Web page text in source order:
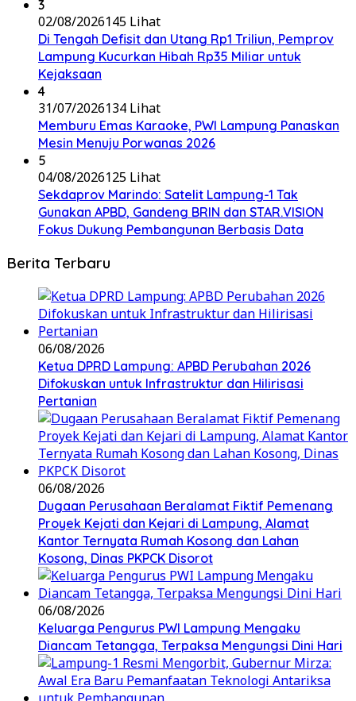
3
02/08/2026145 Lihat
Di Tengah Defisit dan Utang Rp1 Triliun, Pemprov
Lampung Kucurkan Hibah Rp35 Miliar untuk
Kejaksaan
4
31/07/2026134 Lihat
Memburu Emas Karaoke, PWI Lampung Panaskan
Mesin Menuju Porwanas 2026
5
04/08/2026125 Lihat
Sekdaprov Marindo: Satelit Lampung-1 Tak
Gunakan APBD, Gandeng BRIN dan STAR.VISION
Fokus Dukung Pembangunan Berbasis Data
Berita Terbaru
06/08/2026
Ketua DPRD Lampung: APBD Perubahan 2026
Difokuskan untuk Infrastruktur dan Hilirisasi
Pertanian
06/08/2026
Dugaan Perusahaan Beralamat Fiktif Pemenang
Proyek Kejati dan Kejari di Lampung, Alamat
Kantor Ternyata Rumah Kosong dan Lahan
Kosong, Dinas PKPCK Disorot
06/08/2026
Keluarga Pengurus PWI Lampung Mengaku
Diancam Tetangga, Terpaksa Mengungsi Dini Hari